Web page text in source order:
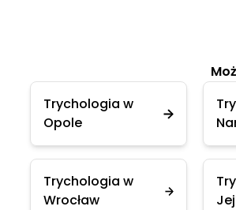
Trychologia w
Opole
Trychologia w
Wrocław